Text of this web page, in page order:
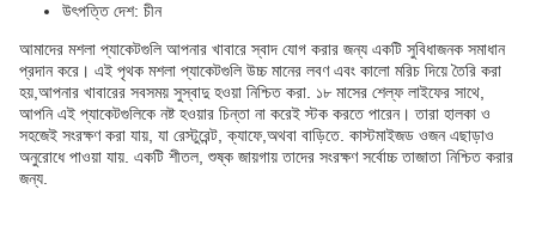
উৎপত্তি দেশ: চীন
আমাদের মশলা প্যাকেটগুলি আপনার খাবারে স্বাদ যোগ করার জন্য একটি সুবিধাজনক সমাধান
প্রদান করে। এই পৃথক মশলা প্যাকেটগুলি উচ্চ মানের লবণ এবং কালো মরিচ দিয়ে তৈরি করা
হয়,আপনার খাবারের সবসময় সুস্বাদু হওয়া নিশ্চিত করা. ১৮ মাসের শেল্ফ লাইফের সাথে,
আপনি এই প্যাকেটগুলিকে নষ্ট হওয়ার চিন্তা না করেই স্টক করতে পারেন। তারা হালকা ও
সহজেই সংরক্ষণ করা যায়, যা রেস্টুরেন্ট, ক্যাফে,অথবা বাড়িতে. কাস্টমাইজড ওজন এছাড়াও
অনুরোধে পাওয়া যায়. একটি শীতল, শুষ্ক জায়গায় তাদের সংরক্ষণ সর্বোচ্চ তাজাতা নিশ্চিত করার
জন্য.